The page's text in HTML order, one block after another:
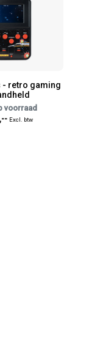
- retro gaming
voorraad
Excl. btw